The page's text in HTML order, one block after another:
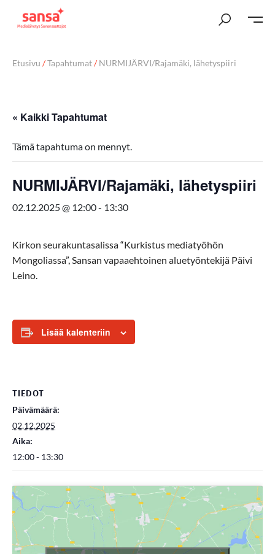
Etusivu /Tapahtumat/NURMIJÄRVI/Rajamäki, lähetyspiiri
« Kaikki Tapahtumat
Tämä tapahtuma on mennyt.
NURMIJÄRVI/Rajamäki, lähetyspiiri
02.12.2025 @ 12:00- 13:30
Kirkon seurakuntasalissa “Kurkistus mediatyöhön
Mongoliassa”, Sansan vapaaehtoinen aluetyöntekijä Päivi
Leino.
Lisää kalenteriin
TIEDOT
Päivämäärä:
02.12.2025
Aika:
12:00 - 13:30